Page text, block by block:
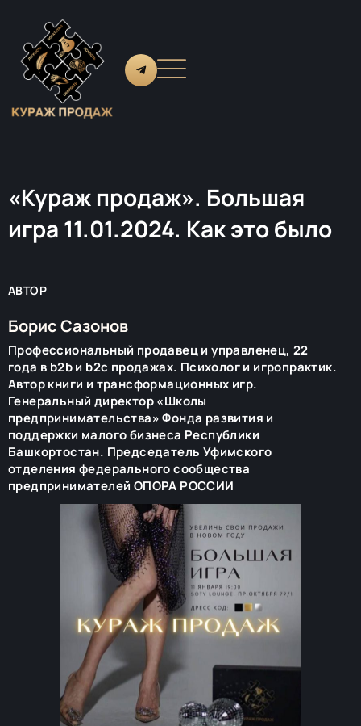
«Кураж продаж». Большая
игра 11.01.2024. Как это было
АВТОР
Борис Сазонов
Профессиональный продавец и управленец, 22
года в b2b и b2c продажах. Психолог и игропрактик.
Автор книги и трансформационных игр.
Генеральный директор «Школы
предпринимательства» Фонда развития и
поддержки малого бизнеса Республики
Башкортостан. Председатель Уфимского
отделения федерального сообщества
предпринимателей ОПОРА РОССИИ